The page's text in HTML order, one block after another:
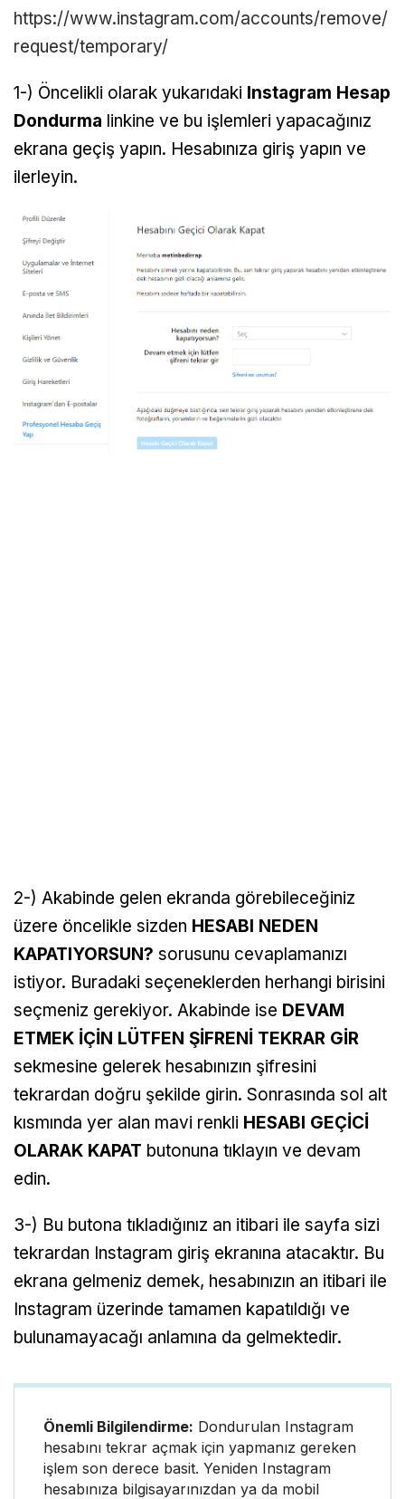
https://www.instagram.com/accounts/remove/
request/temporary/
1-) Öncelikli olarak yukarıdaki Instagram Hesap
Dondurma linkine ve bu işlemleri yapacağınız
ekrana geçiş yapın. Hesabınıza giriş yapın ve
ilerleyin.
2-) Akabinde gelen ekranda görebileceğiniz
üzere öncelikle sizden HESABI NEDEN
KAPATIYORSUN? sorusunu cevaplamanızı
istiyor. Buradaki seçeneklerden herhangi birisini
seçmeniz gerekiyor. Akabinde ise DEVAM
ETMEK İÇİN LÜTFEN ŞİFRENİ TEKRAR GİR
sekmesine gelerek hesabınızın şifresini
tekrardan doğru şekilde girin. Sonrasında sol alt
kısmında yer alan mavi renkli HESABI GEÇİCİ
OLARAK KAPAT butonuna tıklayın ve devam
edin.
3-) Bu butona tıkladığınız an itibari ile sayfa sizi
tekrardan Instagram giriş ekranına atacaktır. Bu
ekrana gelmeniz demek, hesabınızın an itibari ile
Instagram üzerinde tamamen kapatıldığı ve
bulunamayacağı anlamına da gelmektedir.
Önemli Bilgilendirme: Dondurulan Instagram
hesabını tekrar açmak için yapmanız gereken
işlem son derece basit. Yeniden Instagram
hesabınıza bilgisayarınızdan ya da mobil